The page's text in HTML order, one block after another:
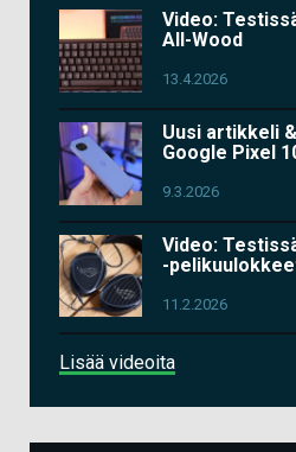
Video:
All-Wood
13.4.2026
Uusi artikkeli
Google Pixel
9.3.2026
Video:
-
11.2.2026
Lisää videoita